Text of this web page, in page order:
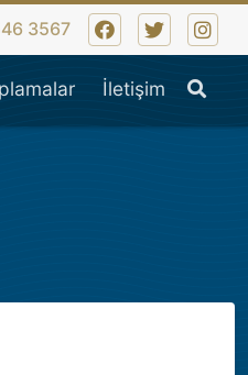
3567
İletişim